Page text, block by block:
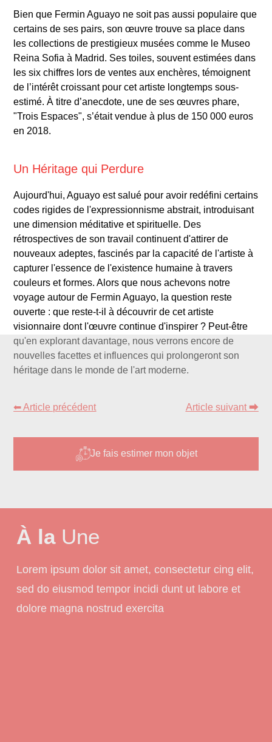
Bien que Fermin Aguayo ne soit pas aussi populaire que
certains de ses pairs, son œuvre trouve sa place dans
les collections de prestigieux musées comme le Museo
Reina Sofia à Madrid. Ses toiles, souvent estimées dans
les six chiffres lors de ventes aux enchères, témoignent
de l’intérêt croissant pour cet artiste longtemps sous-
estimé. À titre d’anecdote, une de ses œuvres phare,
"Trois Espaces", s’était vendue à plus de 150 000 euros
en 2018.
Un Héritage qui Perdure
Aujourd'hui, Aguayo est salué pour avoir redéfini certains
codes rigides de l'expressionnisme abstrait, introduisant
une dimension méditative et spirituelle. Des
rétrospectives de son travail continuent d'attirer de
nouveaux adeptes, fascinés par la capacité de l'artiste à
capturer l'essence de l'existence humaine à travers
couleurs et formes. Alors que nous achevons notre
voyage autour de Fermin Aguayo, la question reste
ouverte : que reste-t-il à découvrir de cet artiste
visionnaire dont l'œuvre continue d'inspirer ? Peut-être
qu'en explorant davantage, nous verrons encore de
nouvelles facettes et influences qui prolongeront son
héritage dans le monde de l'art moderne.
⬅ Article précédent Article suivant ⮕
Je fais estimer mon objet
À laUne
Lorem ipsum dolor sit amet, consectetur cing elit,
sed do eiusmod tempor incidi dunt ut labore et
dolore magna nostrud exercita